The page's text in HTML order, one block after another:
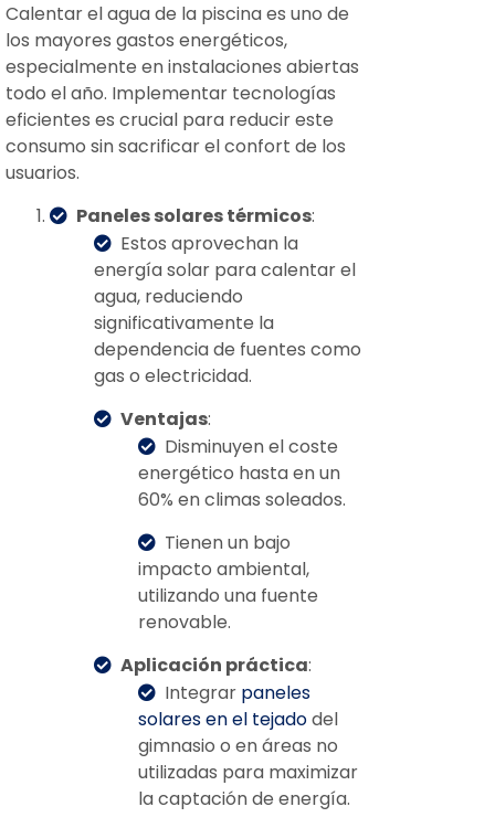
Calentar el agua de la piscina es uno de
los mayores gastos energéticos,
especialmente en instalaciones abiertas
todo el año. Implementar tecnologías
eficientes es crucial para reducir este
consumo sin sacrificar el confort de los
usuarios.
Paneles solares térmicos:
Estos aprovechan la
energía solar para calentar el
agua, reduciendo
significativamente la
dependencia de fuentes como
gas o electricidad.
Ventajas:
Disminuyen el coste
energético hasta en un
60% en climas soleados.
Tienen un bajo
impacto ambiental,
utilizando una fuente
renovable.
Aplicación práctica:
Integrar paneles
solares en el tejadodel
gimnasio o en áreas no
utilizadas para maximizar
la captación de energía.